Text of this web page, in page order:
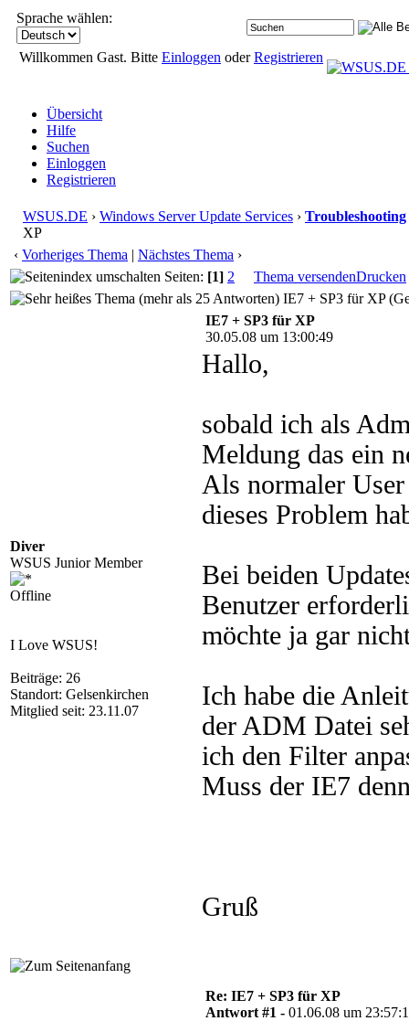
Sprache wählen:
Willkommen Gast. Bitte Einloggen oderRegistrieren
Übersicht
Hilfe
Suchen
Einloggen
Registrieren
WSUS.DE › Windows Server Update Services › Troubleshooting
XP
‹ Vorheriges Thema | Nächstes Thema ›
Seiten: [1] 2 Thema versendenDrucken
IE7 + SP3 für XP
Diver
WSUS Junior Member
Offline
I Love WSUS!
Beiträge: 26
Standort: Gelsenkirchen
Mitglied seit: 23.11.07
IE7 + SP3 für XP
30.05.08 um 13:00:49
Hallo,
sobald ich als
Meldung das ein
Als normaler
dieses Problem
Bei beiden
Benutzer
möchte ja gar
Ich habe die
der ADM Datei
ich den Filter
Muss der IE7
Gruß
Re: IE7 + SP3 für XP
Antwort #1 - 01.06.08 um